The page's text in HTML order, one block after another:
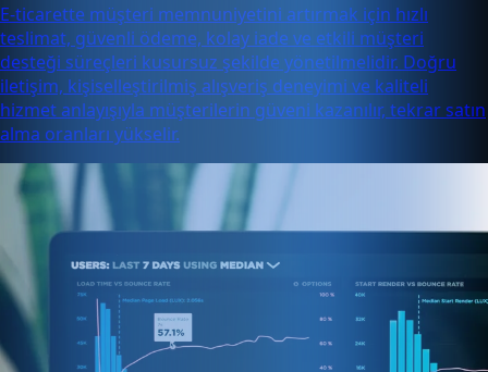
E-ticarette müşteri memnuniyetini artırmak için hızlı
teslimat, güvenli ödeme, kolay iade ve etkili müşteri
desteği süreçleri kusursuz şekilde yönetilmelidir. Doğru
iletişim, kişiselleştirilmiş alışveriş deneyimi ve kaliteli
hizmet anlayışıyla müşterilerin güveni kazanılır, tekrar satın
alma oranları yükselir.